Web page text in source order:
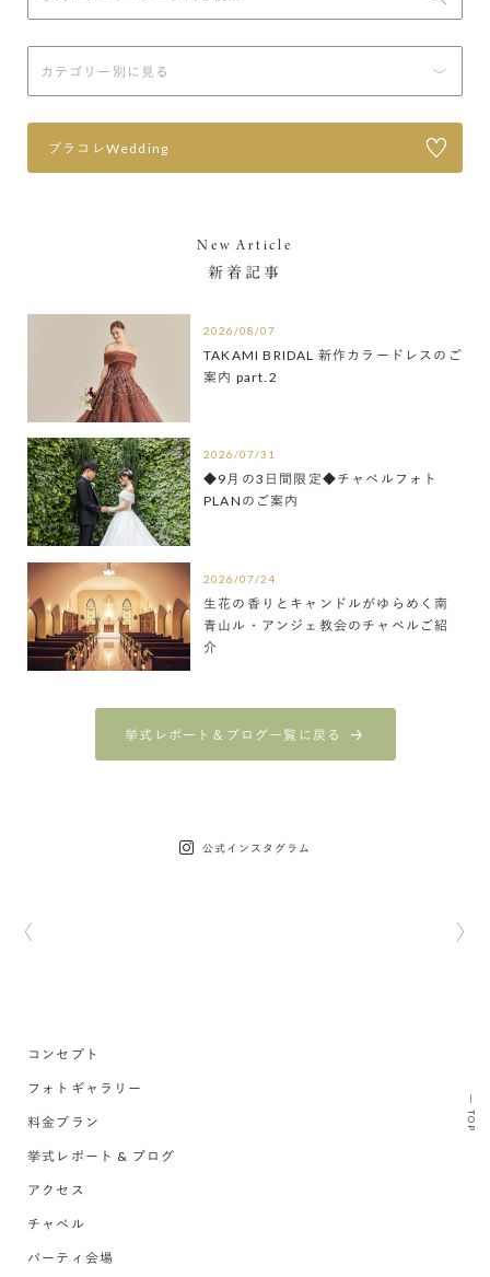
プラコレWedding
New Article
新着記事
2026/08/07
TAKAMI BRIDAL 新作カラードレスのご
案内 part.2
2026/07/31
◆9月の3日間限定◆チャペルフォト
PLANのご案内
2026/07/24
生花の香りとキャンドルがゆらめく南
青山ル・アンジェ教会のチャペルご紹
介
挙式レポート＆ブログ一覧に戻る
公式インスタグラム
TOP
コンセプト
フォトギャラリー
料金プラン
挙式レポート & ブログ
アクセス
チャペル
パーティ会場